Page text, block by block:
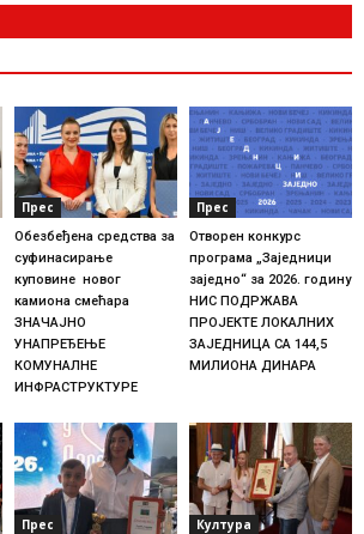
Прес
Обезбеђена средства за
суфинасирање
куповине новог
камиона смећара
ЗНАЧАЈНО
УНАПРЕЂЕЊЕ
КОМУНАЛНЕ
ИНФРАСТРУКТУРЕ
Прес
Отворен конкурс
програма „Заједници
заједно“ за 2026. годину
НИС ПОДРЖАВА
ПРОЈЕКТЕ ЛОКАЛНИХ
ЗАЈЕДНИЦА СА 144,5
МИЛИОНА ДИНАРА
Прес Култура